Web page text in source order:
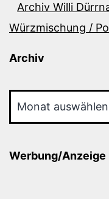
Archiv Willi
Würzmischung /
Archiv
Werbung/Anzeige